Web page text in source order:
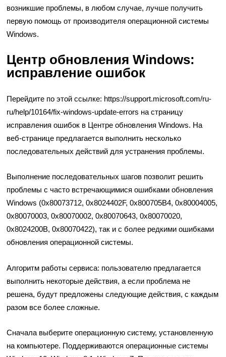
возникшие проблемы, в любом случае, лучше получить
первую помощь от производителя операционной системы
Windows.
Центр обновления Windows:
исправление ошибок
Перейдите по этой ссылке: https://support.microsoft.com/ru-
ru/help/10164/fix-windows-update-errors на страницу
исправления ошибок в Центре обновления Windows. На
веб-странице предлагается выполнить несколько
последовательных действий для устранения проблемы.
Выполнение последовательных шагов позволит решить
проблемы с часто встречающимися ошибками обновления
Windows (0x80073712, 0x8024402F, 0x800705B4, 0x80004005,
0x80070003, 0x80070002, 0x80070643, 0x80070020,
0x8024200B, 0x80070422), так и с более редкими ошибками
обновления операционной системы.
Алгоритм работы сервиса: пользователю предлагается
выполнить некоторые действия, а если проблема не
решена, будут предложены следующие действия, с каждым
разом все более сложные.
Сначала выберите операционную систему, установленную
на компьютере. Поддерживаются операционные системы